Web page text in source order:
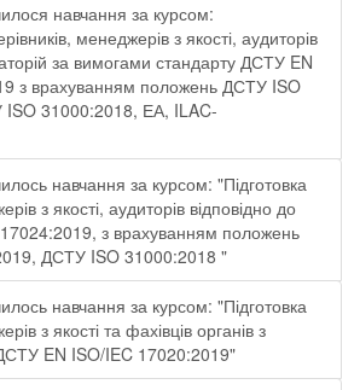
навчання за курсом:
менеджерів з якості, аудиторів
за вимогами стандарту ДСТУ EN
з врахуванням положень ДСТУ ISO
31000:2018, ЕА, ILAC-
навчання за курсом: "Підготовка
з якості, аудиторів відповідно до
з врахуванням положень
ДСТУ ISO 31000:2018 "
навчання за курсом: "Підготовка
з якості та фахівців органів з
EN ISO/IEC 17020:2019"